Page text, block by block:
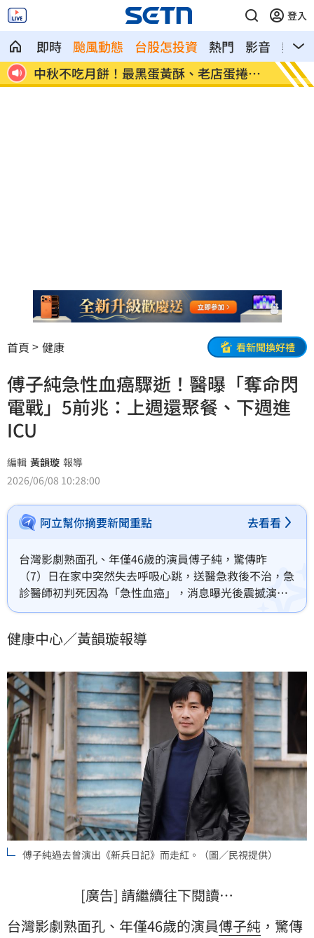
登入
即時 颱風動態 台股怎投資 熱門 影音
熱搜
中秋不吃月餅！最黑蛋黃酥、老店蛋捲開
搶
演活
媽
首頁 健康 看新聞換好禮
傅子純急性血癌驟逝！醫曝「奪命閃
電戰」5前兆：上週還聚餐、下週進
ICU
編輯 黃韻璇 報導
2026/06/08 10:28:00
阿立幫你摘要新聞重點 去看看
台灣影劇熟面孔、年僅46歲的演員傅子純，驚傳昨
（7）日在家中突然失去呼吸心跳，送醫急救後不治，急
診醫師初判死因為「急性血癌」，消息曝光後震撼演藝
圈。急性血癌會有哪些症狀也引發討論，醫師黃軒就分
倦、身上莫名瘀青、走幾步就喘等症狀，一週前還在正
健康中心／黃韻璇報導
傅子純過去曾演出《新兵日記》而走紅。（圖／民視提供）
[廣告] 請繼續往下閱讀…
台灣影劇熟面孔、年僅46歲的演員傅子純 ，驚傳